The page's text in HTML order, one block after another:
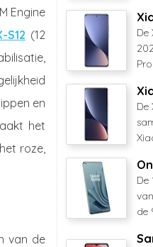
Engine
S12 (12
en
het
roze,
van de
De
De
De
de